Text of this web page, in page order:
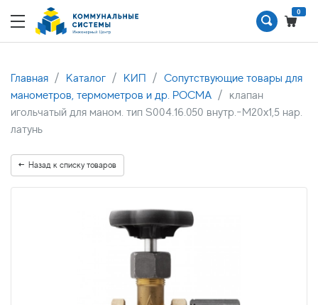
0
Главная Каталог КИП
Сопутствующие товары для
манометров, термометров и др. РОСМА
клапан
игольчатый для маном. тип S004.16.050 внутр.-M20x1,5 нар.
латунь
Назад к списку товаров